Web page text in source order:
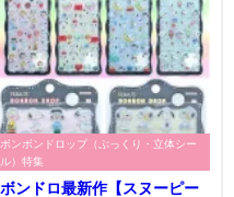
ボンボンドロップ（ぷっくり・立体シー
ル）特集
ボンドロ最新作【スヌーピー